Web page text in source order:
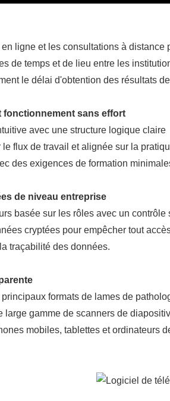
ligne et les consultations à distance
de temps et de lieu entre les
le délai d'obtention des résultats
fonctionnement sans effort
avec une structure logique claire
flux de travail et alignée sur la
des exigences de formation
de niveau entreprise
basée sur les rôles avec un
cryptées pour empêcher tout
traçabilité des données.
formats de lames de
large gamme de scanners de
mobiles, tablettes et ordinateurs